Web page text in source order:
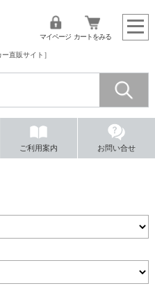
直販サイト］
マイページ カートをみる
ご利用案内 お問い合せ